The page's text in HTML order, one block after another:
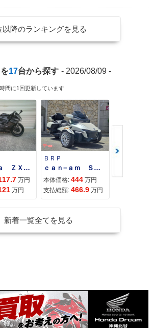
以降のランキングを見る
17台から探す - 2026/08/09 -
間に1回更新しています
Ｎｉｎｊａ ＺＸ−４Ｒ ＳＥ
万円
万円
ＢＲＰ
ｃａｎ−ａｍ ＳＰＹＤＥＲ ＲＴ ＬＩＭＩＴＥＤ
本体価格: 444 万円
支払総額: 466.9 万円
新着一覧全てを見る